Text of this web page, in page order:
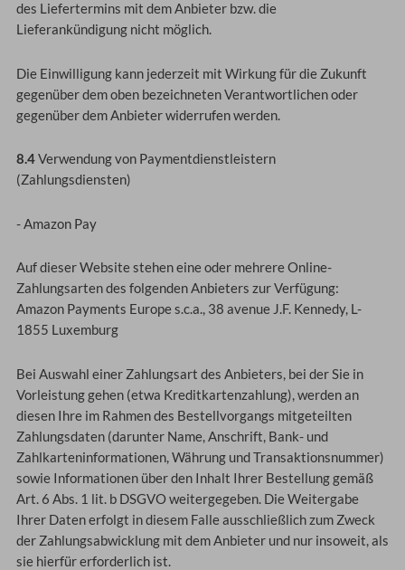
des Liefertermins mit dem Anbieter bzw. die
Lieferankündigung nicht möglich.
Die Einwilligung kann jederzeit mit Wirkung für die Zukunft
gegenüber dem oben bezeichneten Verantwortlichen oder
gegenüber dem Anbieter widerrufen werden.
8.4Verwendung von Paymentdienstleistern
(Zahlungsdiensten)
- Amazon Pay
Auf dieser Website stehen eine oder mehrere Online-
Zahlungsarten des folgenden Anbieters zur Verfügung:
Amazon Payments Europe s.c.a., 38 avenue J.F. Kennedy, L-
1855 Luxemburg
Bei Auswahl einer Zahlungsart des Anbieters, bei der Sie in
Vorleistung gehen (etwa Kreditkartenzahlung), werden an
diesen Ihre im Rahmen des Bestellvorgangs mitgeteilten
Zahlungsdaten (darunter Name, Anschrift, Bank- und
Zahlkarteninformationen, Währung und Transaktionsnummer)
sowie Informationen über den Inhalt Ihrer Bestellung gemäß
Art. 6 Abs. 1 lit. b DSGVO weitergegeben. Die Weitergabe
Ihrer Daten erfolgt in diesem Falle ausschließlich zum Zweck
der Zahlungsabwicklung mit dem Anbieter und nur insoweit, als
sie hierfür erforderlich ist.